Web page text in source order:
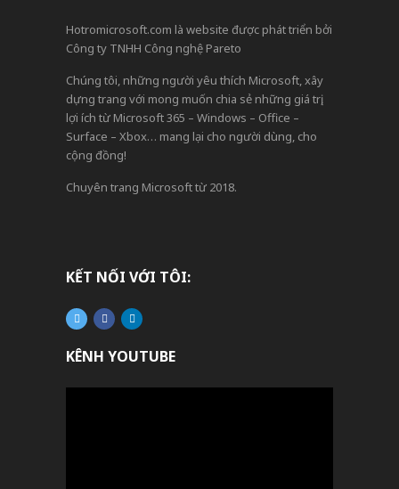
Hotromicrosoft.com là website được phát triển bởi
Công ty TNHH Công nghệ Pareto
Chúng tôi, những người yêu thích Microsoft, xây
dựng trang với mong muốn chia sẻ những giá trị,
lợi ích từ Microsoft 365 – Windows – Office –
Surface – Xbox… mang lại cho người dùng, cho
cộng đồng!
Chuyên trang Microsoft từ 2018.
KẾT NỐI VỚI TÔI:
KÊNH YOUTUBE